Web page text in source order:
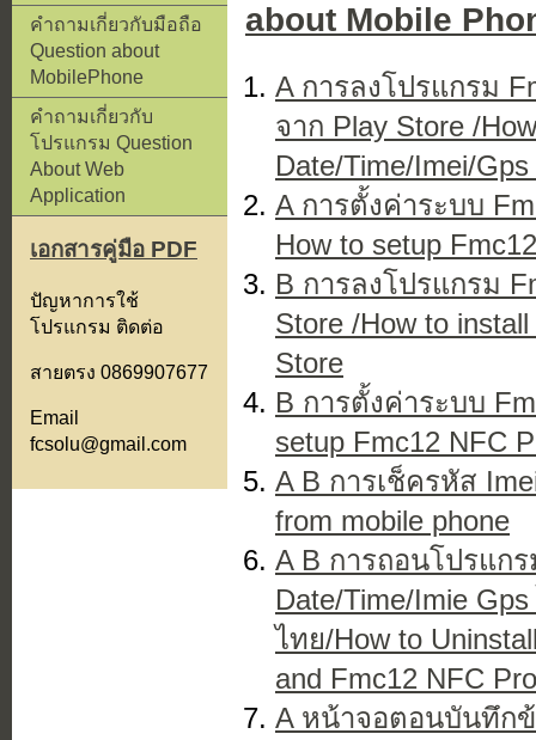
คำถามเกี่ยวกับมือถือ
Question about
MobilePhone
คำถามเกี่ยวกับ
โปรแกรม Question
About Web
Application
เอกสารคู่มือ PDF
ปัญหาการใช้
โปรแกรม ติดต่อ
สายตรง 0869907677
Email
fcsolu@gmail.com
about Mobile
A การลงโปรแกรม
จาก Play Store /
Date/Time/Imei/
A การตั้งค่าระบบ
How to setup
B การลงโปรแกรม
Store /How to
Store
B การตั้งค่าระบบ
setup Fmc12 NFC
A B การเช็ครหัส
from mobile phone
A B การถอนโปรแก
Date/Time/Imie
ไทย/How to
and Fmc12 NFC Pro
A หน้าจอตอนบันทึก